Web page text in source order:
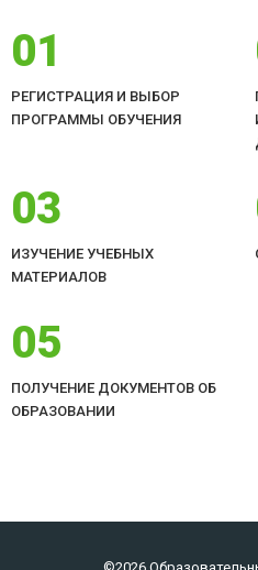
01
РЕГИСТРАЦИЯ И ВЫБОР
ПРОГРАММЫ ОБУЧЕНИЯ
03
ИЗУЧЕНИЕ УЧЕБНЫХ
МАТЕРИАЛОВ
05
ПОЛУЧЕНИЕ ДОКУМЕНТОВ ОБ
ОБРАЗОВАНИИ